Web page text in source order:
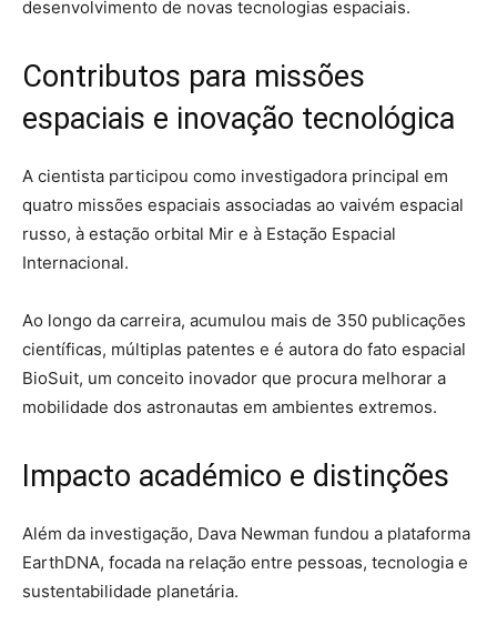
desenvolvimento de novas tecnologias espaciais.
Contributos para missões
espaciais e inovação tecnológica
A cientista participou como investigadora principal em
quatro missões espaciais associadas ao vaivém espacial
russo, à estação orbital Mir e à Estação Espacial
Internacional.
Ao longo da carreira, acumulou mais de 350 publicações
científicas, múltiplas patentes e é autora do fato espacial
BioSuit, um conceito inovador que procura melhorar a
mobilidade dos astronautas em ambientes extremos.
Impacto académico e distinções
Além da investigação, Dava Newman fundou a plataforma
EarthDNA, focada na relação entre pessoas, tecnologia e
sustentabilidade planetária.